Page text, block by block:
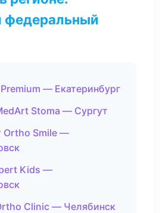
федеральный
— Екатеринбург
Stoma — Сургут
Ortho Smile —
Kids —
Clinic — Челябинск